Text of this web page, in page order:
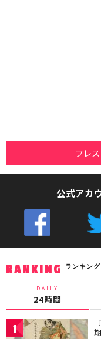
プレ
公式アカ
RANKING ランキング
DAILY
24時間
1